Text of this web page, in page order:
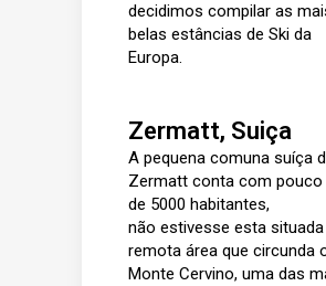
decidimos compilar as
belas estâncias de Ski da
Europa.
Zermatt, Suiça
A pequena comuna suíça
Zermatt conta com pouco
de 5000 habitantes,
não estivesse esta
remota área que circunda
Monte Cervino, uma das